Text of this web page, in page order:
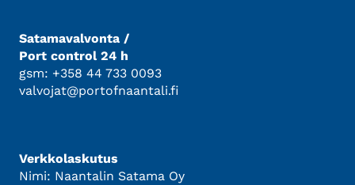
Satamavalvonta /
Port control 24 h
gsm: +358 44 733 0093
valvojat@portofnaantali.fi
Verkkolaskutus
Nimi: Naantalin Satama Oy